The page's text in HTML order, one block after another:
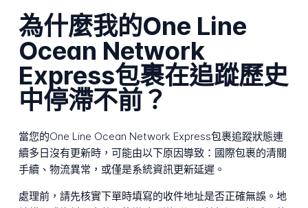
為什麼我的One Line
Ocean Network
Express包裹在追蹤歷史
中停滯不前？
當您的One Line Ocean Network Express包裹追蹤狀態連
續多日沒有更新時，可能由以下原因導致：國際包裹的清關
手續、物流異常，或僅是系統資訊更新延遲。
處理前，請先核實下單時填寫的收件地址是否正確無誤。地